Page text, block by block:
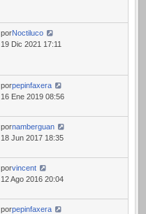
porNoctiluco
19 Dic 2021 17:11
porpepinfaxera
16 Ene 2019 08:56
pornamberguan
18 Jun 2017 18:35
porvincent
12 Ago 2016 20:04
porpepinfaxera